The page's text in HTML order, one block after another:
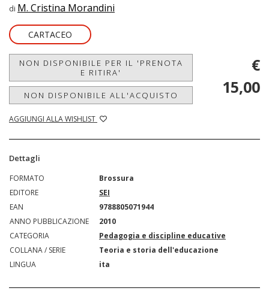
di M. Cristina Morandini
CARTACEO
NON DISPONIBILE PER IL 'PRENOTA
E RITIRA'
NON DISPONIBILE ALL'ACQUISTO
AGGIUNGI ALLA WISHLIST
€
15,00
Dettagli
FORMATO
Brossura
EDITORE
SEI
EAN
9788805071944
ANNO PUBBLICAZIONE
2010
CATEGORIA
Pedagogia e discipline educative
COLLANA / SERIE
Teoria e storia dell'educazione
LINGUA
ita